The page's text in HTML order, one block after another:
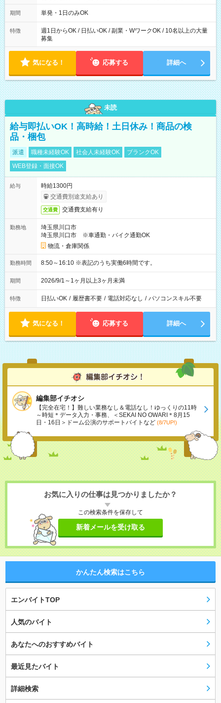
～21：00
期間 単発・1日のみOK
特徴
週1日からOK / 日払いOK / 副業・WワークOK / 10名以上の大量
募集
気になる！ 応募する 詳細へ
未読
給与即払いOK！高時給！土日休み！商品の検
品・梱包
派遣 職種未経験OK 社会人未経験OK
ブランクOK
WEB登録・面接OK
給与
時給1300円
交通費別途支給あり
交通費 交通費支給有り
勤務地
埼玉県川口市
埼玉県川口市 ※車通勤・バイク通勤OK
物流・倉庫関係
勤務時間 8:50～16:10 ※表記のうち実働6時間です。
期間 2026/9/1～1ヶ月以上3ヶ月未満
特徴 日払いOK / 履歴書不要 / 電話対応なし / パソコンスキル不要
気になる！ 応募する 詳細へ
編集部イチオシ
【完全在宅！】難しい業務なし＆電話なし！ゆっくりの11時
～時短＊データ入力・事務、＜SEKAI NO OWARI＊8月15
日・16日＞ドーム公演のサポートバイトなど (8/7UP!)
お気に入りの仕事は見つかりましたか？
この検索条件を保存して
新着メールを受け取る
かんたん検索はこちら
エンバイトTOP
人気のバイト
あなたへのおすすめバイト
最近見たバイト
詳細検索